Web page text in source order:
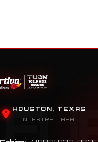
HOUSTON, TEXAS
NUESTRA CASA